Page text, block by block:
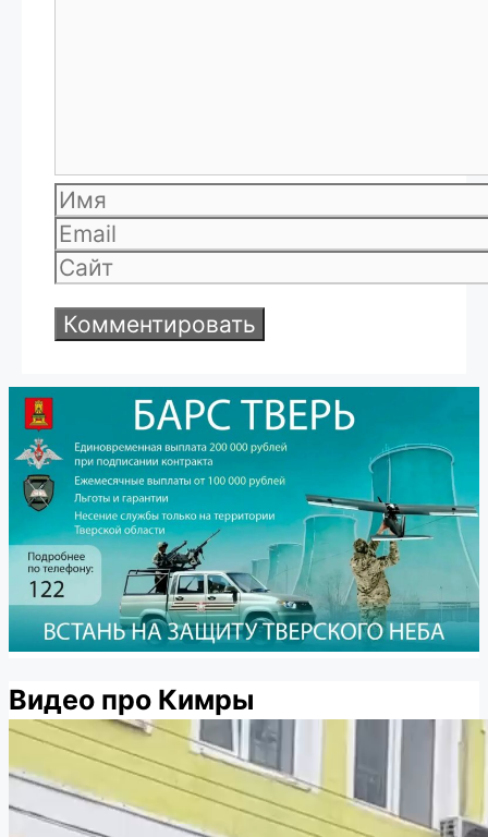
Имя
Email
Сайт
Видео про Кимры